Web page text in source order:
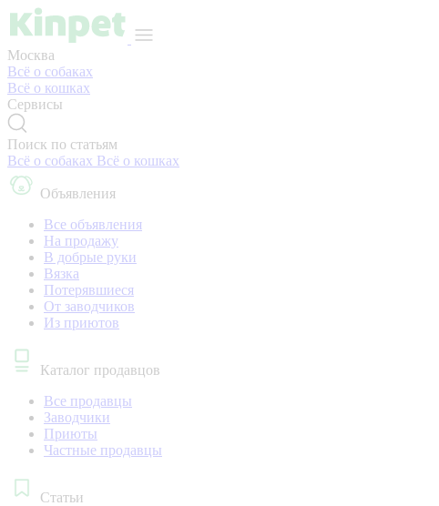
Москва
Всё о собаках
Всё о кошках
Сервисы
Поиск по статьям
Всё о собаках Всё о кошках
Объявления
Все объявления
На продажу
В добрые руки
Вязка
Потерявшиеся
От заводчиков
Из приютов
Каталог продавцов
Все продавцы
Заводчики
Приюты
Частные продавцы
Статьи